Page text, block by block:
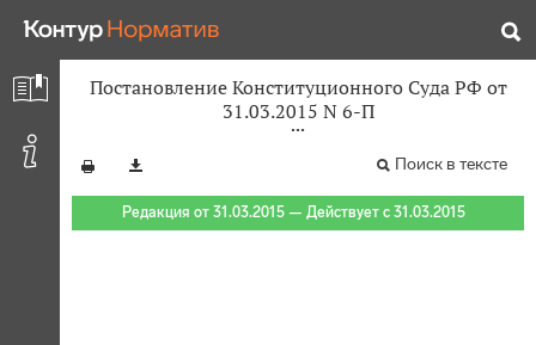
Постановление Конституционного Суда РФ от
31.03.2015 N 6-П
Поиск в тексте
Редакция от 31.03.2015 — Действует с 31.03.2015